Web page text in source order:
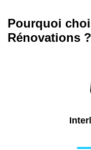
Pourquoi
Rénovations ?